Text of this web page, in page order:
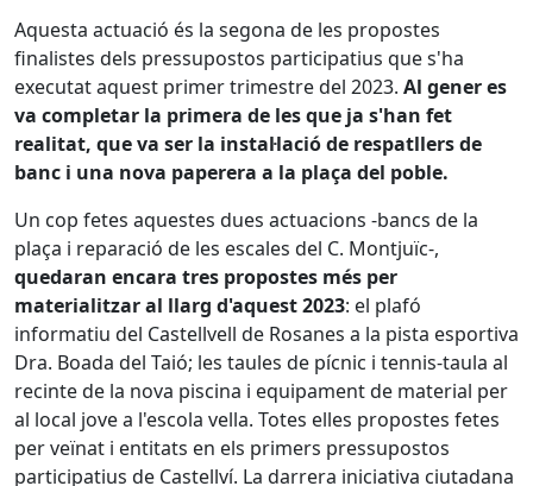
Aquesta actuació és la segona de les propostes
finalistes dels pressupostos participatius que s'ha
executat aquest primer trimestre del 2023. Al gener es
va completar la primera de les que ja s'han fet
realitat, que va ser la instal·lació de respatllers de
banc i una nova paperera a la plaça del poble.
Un cop fetes aquestes dues actuacions -bancs de la
plaça i reparació de les escales del C. Montjuïc-,
quedaran encara tres propostes més per
materialitzar al llarg d'aquest 2023: el plafó
informatiu del Castellvell de Rosanes a la pista esportiva
Dra. Boada del Taió; les taules de pícnic i tennis-taula al
recinte de la nova piscina i equipament de material per
al local jove a l'escola vella. Totes elles propostes fetes
per veïnat i entitats en els primers pressupostos
participatius de Castellví. La darrera iniciativa ciutadana